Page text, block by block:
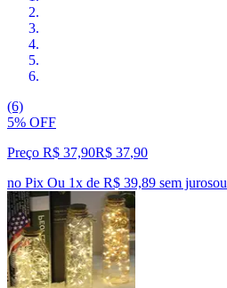
(6)
5% OFF
Preço R$ 37,90R$ 37,90
no Pix Ou 1x de R$ 39,89 sem jurosou